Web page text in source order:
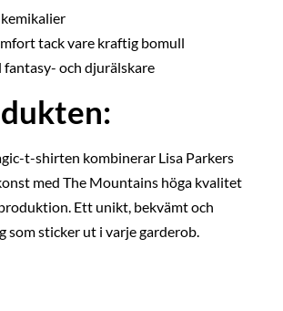
tack vare kraftig bomull
fantasy- och djurälskare
t-shirten kombinerar Lisa Parkers
med The Mountains höga kvalitet
Ett unikt, bekvämt och
som sticker ut i varje garderob.